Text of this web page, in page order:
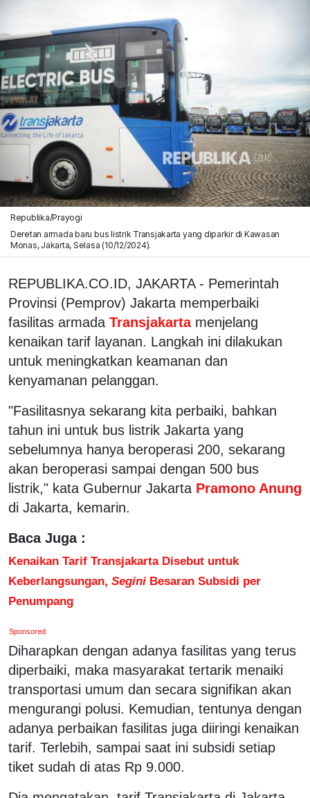
Republika/Prayogi
Deretan armada baru bus listrik Transjakarta yang diparkir di Kawasan
Monas, Jakarta, Selasa (10/12/2024).
REPUBLIKA.CO.ID, JAKARTA - Pemerintah
Provinsi (Pemprov) Jakarta memperbaiki
fasilitas armada Transjakarta menjelang
kenaikan tarif layanan. Langkah ini dilakukan
untuk meningkatkan keamanan dan
kenyamanan pelanggan.
"Fasilitasnya sekarang kita perbaiki, bahkan
tahun ini untuk bus listrik Jakarta yang
sebelumnya hanya beroperasi 200, sekarang
akan beroperasi sampai dengan 500 bus
listrik," kata Gubernur Jakarta Pramono Anung
di Jakarta, kemarin.
Baca Juga :
Kenaikan Tarif Transjakarta Disebut untuk
Keberlangsungan, Segini Besaran Subsidi per
Penumpang
Sponsored
Diharapkan dengan adanya fasilitas yang terus
diperbaiki, maka masyarakat tertarik menaiki
transportasi umum dan secara signifikan akan
mengurangi polusi. Kemudian, tentunya dengan
adanya perbaikan fasilitas juga diiringi kenaikan
tarif. Terlebih, sampai saat ini subsidi setiap
tiket sudah di atas Rp 9.000.